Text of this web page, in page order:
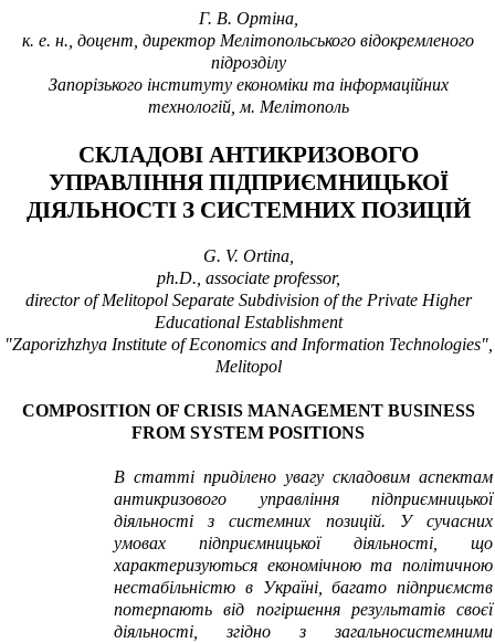
Г. В. Ортіна,
к. е. н., доцент, директор Мелітопольського відокремленого
підрозділу
Запорізького інституту економіки та інформаційних
технологій, м. Мелітополь
СКЛАДОВІ АНТИКРИЗОВОГО
УПРАВЛІННЯ ПІДПРИЄМНИЦЬКОЇ
ДІЯЛЬНОСТІ З СИСТЕМНИХ ПОЗИЦІЙ
G. V. Ortina,
рh.D., associate professor,
director of Melitopol Separate Subdivision of the Private Higher
Educational Establishment
"Zaporizhzhya Institute of Economics and Information Technologies",
Melitopol
COMPOSITION OF CRISIS MANAGEMENT BUSINESS
FROM SYSTEM POSITIONS
В статті приділено увагу складовим аспектам
антикризового управління підприємницької
діяльності з системних позицій. У сучасних
умовах підприємницької діяльності, що
характеризуються економічною та політичною
нестабільністю в Україні, багато підприємств
потерпають від погіршення результатів своєї
діяльності, згідно з загальносистемними